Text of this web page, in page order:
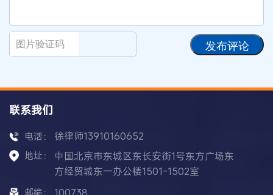
发布评论
联系我们
电话： 徐律师13910160652
地址：
中国北京市东城区东长安街1号东方广场东
方经贸城东一办公楼1501-1502室
邮编：